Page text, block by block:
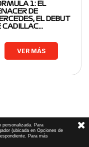
1: EL
DE
EL DEBUT
CADILLAC…
VER MÁS
personalizada. Para
(ubicada en Opciones de
Para más